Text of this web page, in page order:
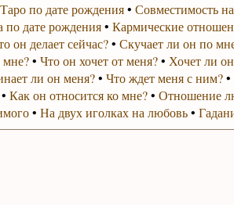
по дате рождения• Совместимость
по дате рождения• Кармические
он делает сейчас?• Скучает ли он по
мне?• Что он хочет от меня?• Хочет ли
ли он меня?• Что ждет меня с ним?•
• Как он относится ко мне?• Отношение
• На двух иголках на любовь•